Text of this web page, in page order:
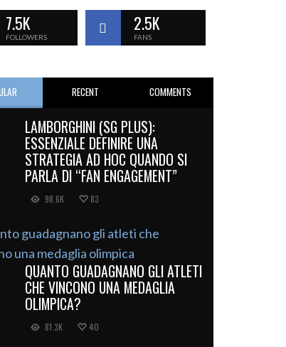
7.5K
FOLLOWERS
2.5K
FANS
RECENT COMMENTS
LAMBORGHINI (SG PLUS):
ESSENZIALE DEFINIRE UNA
STRATEGIA AD HOC QUANDO SI
PARLA DI “FAN ENGAGEMENT”
98.6K 83
QUANTO GUADAGNANO GLI ATLETI
CHE VINCONO UNA MEDAGLIA
OLIMPICA?
81.3K 40